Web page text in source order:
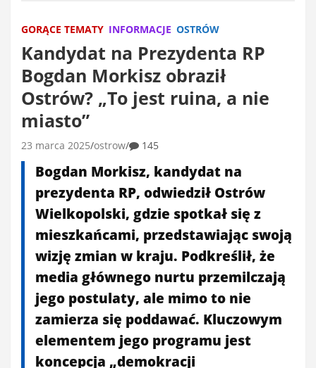
GORĄCE TEMATY INFORMACJE OSTRÓW
Kandydat na Prezydenta RP
Bogdan Morkisz obraził
Ostrów? „To jest ruina, a nie
miasto”
23 marca 2025 ostrow 145
Bogdan Morkisz, kandydat na
prezydenta RP, odwiedził Ostrów
Wielkopolski, gdzie spotkał się z
mieszkańcami, przedstawiając swoją
wizję zmian w kraju. Podkreślił, że
media głównego nurtu przemilczają
jego postulaty, ale mimo to nie
zamierza się poddawać. Kluczowym
elementem jego programu jest
koncepcja „demokracji